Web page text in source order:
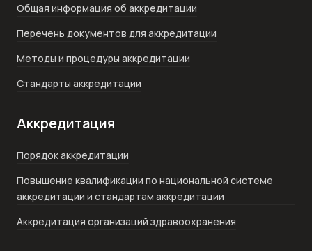
Общая информация об аккредитации
Перечень документов для аккредитации
Методы и процедуры аккредитации
Стандарты аккредитации
Аккредитация
Порядок аккредитации
Повышение квалификации по национальной системе
аккредитации и стандартам аккредитации
Аккредитация организаций здравоохранения